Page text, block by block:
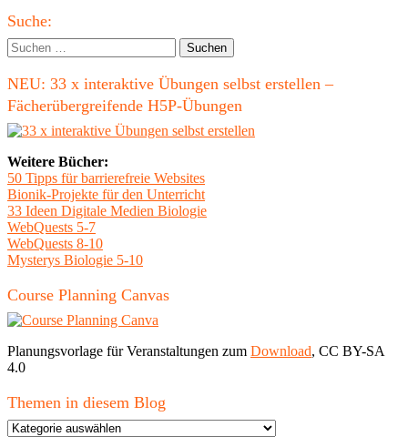
Haupt-
Seitenleiste
Suche:
Suchen
nach:
NEU: 33 x interaktive Übungen selbst erstellen –
Fächerübergreifende H5P-Übungen
Weitere Bücher:
50 Tipps für barrierefreie Websites
Bionik-Projekte für den Unterricht
33 Ideen Digitale Medien Biologie
WebQuests 5-7
WebQuests 8-10
Mysterys Biologie 5-10
Course Planning Canvas
Planungsvorlage für Veranstaltungen zum Download, CC BY-SA
4.0
Themen in diesem Blog
Themen